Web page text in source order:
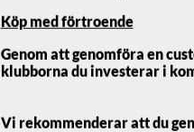
Köp med förtroende
Genom att genomföra en
klubborna du investerar i
Vi rekommenderar att du